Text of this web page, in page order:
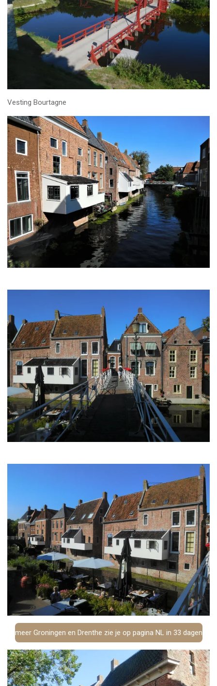
Vesting Bourtagne
meer Groningen en Drenthe zie je op pagina NL in 33 dagen